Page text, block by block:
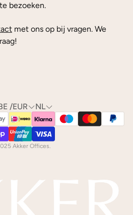
bezoeken.
met ons op bij vragen. We
/EUR NL
Akker Offices.